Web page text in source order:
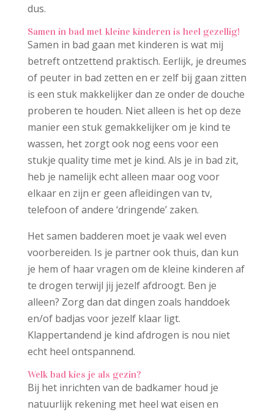
dus.
Samen in bad met kleine kinderen is heel gezellig!
Samen in bad gaan met kinderen is wat mij
betreft ontzettend praktisch. Eerlijk, je dreumes
of peuter in bad zetten en er zelf bij gaan zitten
is een stuk makkelijker dan ze onder de douche
proberen te houden. Niet alleen is het op deze
manier een stuk gemakkelijker om je kind te
wassen, het zorgt ook nog eens voor een
stukje quality time met je kind. Als je in bad zit,
heb je namelijk echt alleen maar oog voor
elkaar en zijn er geen afleidingen van tv,
telefoon of andere ‘dringende’ zaken.
Het samen badderen moet je vaak wel even
voorbereiden. Is je partner ook thuis, dan kun
je hem of haar vragen om de kleine kinderen af
te drogen terwijl jij jezelf afdroogt. Ben je
alleen? Zorg dan dat dingen zoals handdoek
en/of badjas voor jezelf klaar ligt.
Klappertandend je kind afdrogen is nou niet
echt heel ontspannend.
Welk bad kies je als gezin?
Bij het inrichten van de badkamer houd je
natuurlijk rekening met heel wat eisen en